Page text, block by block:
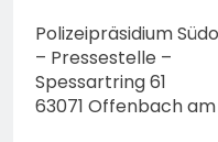
Polizeipräsidium
– Pressestelle –
Spessartring 61
63071 Offenbach